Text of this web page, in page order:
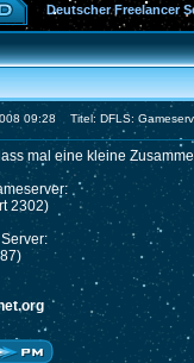
Deutscher Freelancer
09:28 Titel: DFLS:
mal eine kleine
2302)